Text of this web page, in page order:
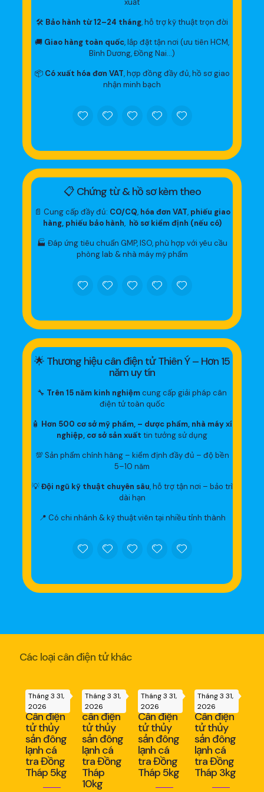
xuất
🛠 Bảo hành từ 12–24 tháng, hỗ trợ kỹ thuật trọn đời
🚚 Giao hàng toàn quốc, lắp đặt tận nơi (ưu tiên HCM,
Bình Dương, Đồng Nai…)
📦 Có xuất hóa đơn VAT, hợp đồng đầy đủ, hồ sơ giao
nhận minh bạch
📋 Chứng từ & hồ sơ kèm theo
📄 Cung cấp đầy đủ: CO/CQ, hóa đơn VAT, phiếu giao
hàng, phiếu bảo hành, hồ sơ kiểm định (nếu có)
🏭 Đáp ứng tiêu chuẩn GMP, ISO, phù hợp với yêu cầu
phòng lab & nhà máy mỹ phẩm
🌟 Thương hiệu cân điện tử Thiên Ý – Hơn 15
năm uy tín
🔧 Trên 15 năm kinh nghiệmcung cấp giải pháp cân
điện tử toàn quốc
🧴 Hơn 500 cơ sở mỹ phẩm, – dược phẩm, nhà máy xí
nghiệp, cơ sở sản xuất tin tưởng sử dụng
💯 Sản phẩm chính hãng – kiểm định đầy đủ – độ bền
5–10 năm
💡Đội ngũ kỹ thuật chuyên sâu, hỗ trợ tận nơi – bảo trì
dài hạn
📍 Có chi nhánh & kỹ thuật viên tại nhiều tỉnh thành
Các loại cân điện tử khác
Tháng 3 31,
2026
Cân điện
tử thủy
sản đông
lạnh cá
tra Đồng
Tháp 5kg
Tháng 3 31,
2026
cân điện
tử thủy
sản đông
lạnh cá
tra Đồng
Tháp
10kg
Tháng 3 31,
2026
Cân điện
tử thủy
sản đông
lạnh cá
tra Đồng
Tháp 5kg
Tháng 3 31,
2026
Cân điện
tử thủy
sản đông
lạnh cá
tra Đồng
Tháp 3kg